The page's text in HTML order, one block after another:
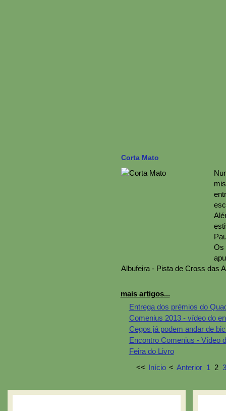
Corta Mato
Os
Albufeira - Pista de Cross das
mais artigos...
Entrega dos prémios do
Comenius 2013 - vídeo do
Cegos já podem andar de
Encontro Comenius - Vídeo
Feira do Livro
<< Início < Anterior 1 2 3